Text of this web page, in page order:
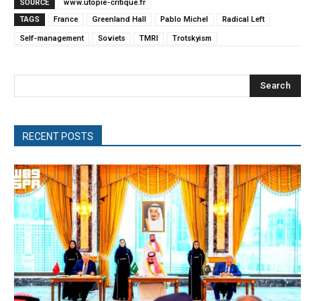
SOURCE
www.utopie-critique.fr
TAGS
France Greenland Hall Pablo Michel Radical Left
Self-management Soviets TMRI Trotskyism
Search
RECENT POSTS